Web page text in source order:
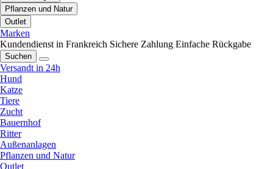
Pflanzen und Natur
Outlet
Marken
Kundendienst in Frankreich Sichere Zahlung Einfache Rückgabe
Suchen
Versandt in 24h
Hund
Katze
Tiere
Zucht
Bauernhof
Ritter
Außenanlagen
Pflanzen und Natur
Outlet